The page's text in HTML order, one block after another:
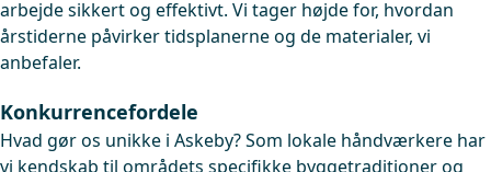
arbejde sikkert og effektivt. Vi tager højde for, hvordan
årstiderne påvirker tidsplanerne og de materialer, vi
anbefaler.
Konkurrencefordele
Hvad gør os unikke i Askeby? Som lokale håndværkere har
vi kendskab til områdets specifikke byggetraditioner og